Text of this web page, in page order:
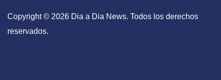
Copyright © 2026 Dia a Dia News. Todos los derechos
reservados.